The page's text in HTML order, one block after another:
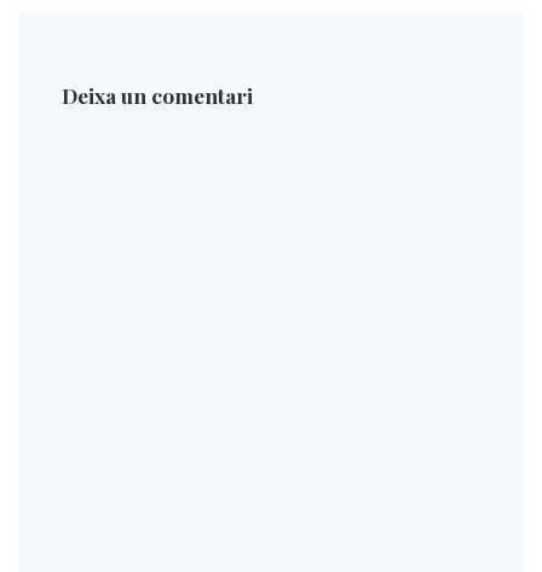
Deixa un comentari